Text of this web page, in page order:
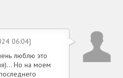
06:04]
люблю это
Но на моем